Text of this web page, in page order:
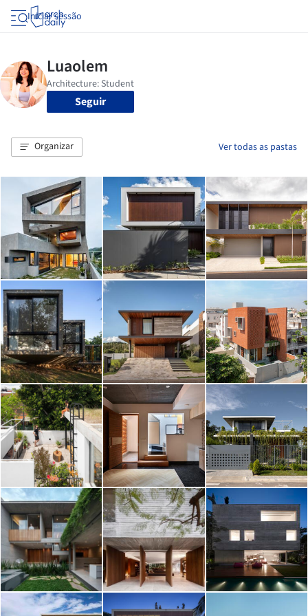
Iniciar sessão
Seguir
Organizar Ver todas as pastas